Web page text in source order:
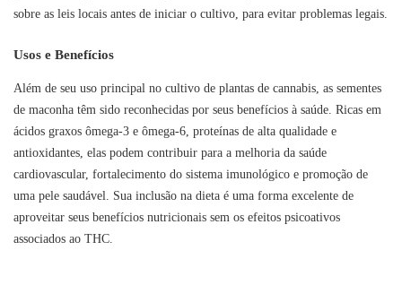
sobre as leis locais antes de iniciar o cultivo, para evitar problemas legais.
Usos e Benefícios
Além de seu uso principal no cultivo de plantas de cannabis, as sementes
de maconha têm sido reconhecidas por seus benefícios à saúde. Ricas em
ácidos graxos ômega-3 e ômega-6, proteínas de alta qualidade e
antioxidantes, elas podem contribuir para a melhoria da saúde
cardiovascular, fortalecimento do sistema imunológico e promoção de
uma pele saudável. Sua inclusão na dieta é uma forma excelente de
aproveitar seus benefícios nutricionais sem os efeitos psicoativos
associados ao THC.